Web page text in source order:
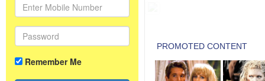
Remember Me